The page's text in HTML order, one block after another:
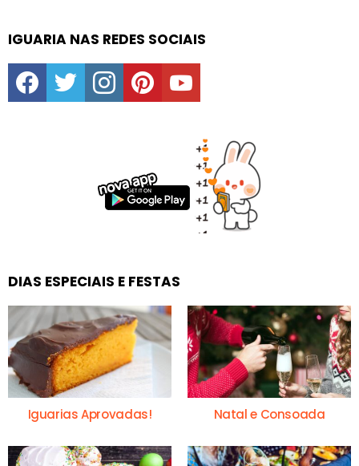
IGUARIA NAS REDES SOCIAIS
facebooktwitter instagrampinterestyoutube
DIAS ESPECIAIS E FESTAS
Iguarias Aprovadas! Natal e Consoada